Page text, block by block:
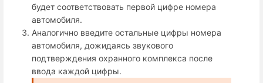
будет соответствовать первой цифре номера
автомобиля.
Аналогично введите остальные цифры номера
автомобиля, дожидаясь звукового
подтверждения охранного комплекса после
ввода каждой цифры.